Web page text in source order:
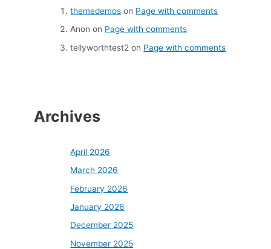
themedemos on Page with comments
Anon on Page with comments
tellyworthtest2 on Page with comments
Archives
April 2026
March 2026
February 2026
January 2026
December 2025
November 2025